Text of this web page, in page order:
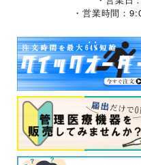
・営業時間：